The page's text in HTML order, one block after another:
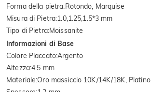
Forma della pietra:Rotondo, Marquise
Misura di Pietra:1.0,1.25,1.5*3 mm
Tipo di Pietra:Moissanite
Informazioni di Base
Colore Placcato:Argento
Altezza:4.5 mm
Materiale:Oro massiccio 10K/14K/18K, Platino